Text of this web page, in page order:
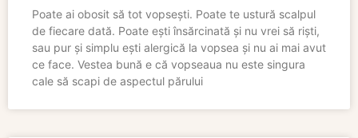
Poate ai obosit să tot vopsești. Poate te ustură scalpul
de fiecare dată. Poate ești însărcinată și nu vrei să riști,
sau pur și simplu ești alergică la vopsea și nu ai mai avut
ce face. Vestea bună e că vopseaua nu este singura
cale să scapi de aspectul părului